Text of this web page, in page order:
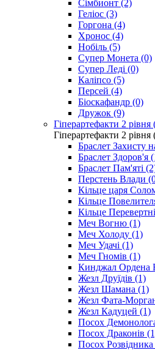
Сімбионт (2)
Геліос (3)
Горгона (4)
Хронос (4)
Нобіль (5)
Супер Монета (0)
Супер Леді (0)
Каліпсо (5)
Персей (4)
Біоскафандр (0)
Дружок (9)
Гіперартефакти 2 рівня
Гіперартефакти 2 рівня
Браслет Захисту
Браслет Здоров'я
Браслет Пам'яті
Перстень Влади
Кільце царя
Кільце
Кільце
Меч Вогню (1)
Меч Холоду (1)
Меч Удачі (1)
Меч Гномів (1)
Кинджал Ордена
Жезл Друїдів (1)
Жезл Шамана (1)
Жезл Фата-
Жезл Кадуцей (1)
Посох
Посох Драконів
Посох